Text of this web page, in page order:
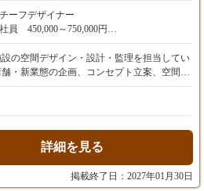
チーフデザイナー
員 450,000～750,000円
ザイナー
員 350,000～450,000円
なし残業代（45時間分98,000円～140,000
を含みます。
の空間デザイン・設計・監理を担当してい
・新業態の企画、コンセプト立案、空間デ
シーズン装飾・イベント演出 家具・照
選定、海外買い付け 施工ディレクション、
ト 海外展示会や現地メーカ
て、世界中から新しいアイデアや素材を取
活かせることも、この仕事ならではの魅力
。その先にある「感動」までデザインする仕
魅力は料理だけではありません。 照明、
ート、季節装飾、イベント──そのすべて
詳細を見る
掲載終了日：2027年01月30日